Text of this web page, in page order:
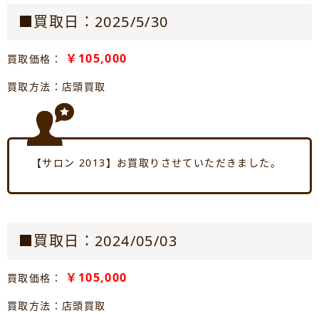
■買取日：2025/5/30
買取価格： ￥105,000
買取方法：店頭買取
【サロン 2013】お買取りさせていただきました。
■買取日：2024/05/03
買取価格： ￥105,000
買取方法：店頭買取